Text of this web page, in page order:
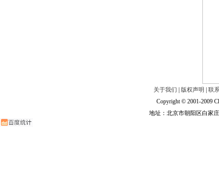
关于我们 版权声明
联
Copyright © 2001-2009
地址：北京市朝阳区白家